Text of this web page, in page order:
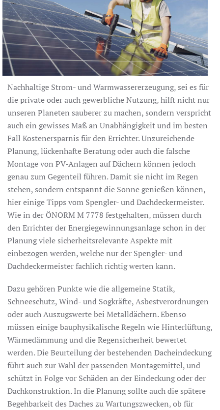
Nachhaltige Strom- und Warmwassererzeugung, sei es für
die private oder auch gewerbliche Nutzung, hilft nicht nur
unseren Planeten sauberer zu machen, sondern verspricht
auch ein gewisses Maß an Unabhängigkeit und im besten
Fall Kostenersparnis für den Errichter. Unzureichende
Planung, lückenhafte Beratung oder auch die falsche
Montage von PV-Anlagen auf Dächern können jedoch
genau zum Gegenteil führen. Damit sie nicht im Regen
stehen, sondern entspannt die Sonne genießen können,
hier einige Tipps vom Spengler- und Dachdeckermeister.
Wie in der ÖNORM M 7778 festgehalten, müssen durch
den Errichter der Energiegewinnungsanlage schon in der
Planung viele sicherheitsrelevante Aspekte mit
einbezogen werden, welche nur der Spengler- und
Dachdeckermeister fachlich richtig werten kann.
Dazu gehören Punkte wie die allgemeine Statik,
Schneeschutz, Wind- und Sogkräfte, Asbestverordnungen
oder auch Auszugswerte bei Metalldächern. Ebenso
müssen einige bauphysikalische Regeln wie Hinterlüftung,
Wärmedämmung und die Regensicherheit bewertet
werden. Die Beurteilung der bestehenden Dacheindeckung
führt auch zur Wahl der passenden Montagemittel, und
schützt in Folge vor Schäden an der Eindeckung oder der
Dachkonstruktion. In die Planung sollte auch die spätere
Begehbarkeit des Daches zu Wartungszwecken, ob für